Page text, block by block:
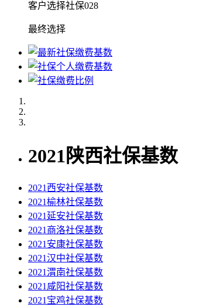
客户选择社保028
最终选择
2021陕西社保基数
2021西安社保基数
2021榆林社保基数
2021延安社保基数
2021商洛社保基数
2021安康社保基数
2021汉中社保基数
2021渭南社保基数
2021咸阳社保基数
2021宝鸡社保基数